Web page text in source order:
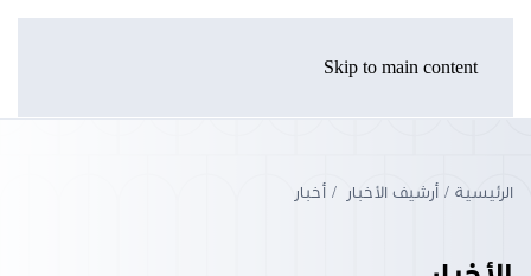
Skip to main content
الرئيسية أرشيف الأخبار أخبار